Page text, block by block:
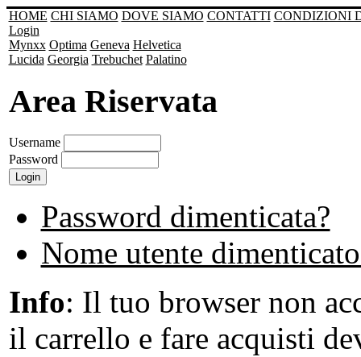
HOME CHI SIAMO DOVE SIAMO CONTATTI CONDIZIONI
Login
Mynxx Optima Geneva Helvetica
Lucida Georgia Trebuchet Palatino
Area Riservata
Username
Password
Password dimenticata?
Nome utente
Info: Il tuo browser non
il carrello e fare acquisti